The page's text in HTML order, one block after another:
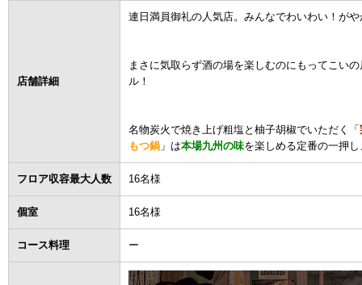
店舗詳細
連日満員御礼の人気店。みんなでわいわい！がや
まさに気取らず酒の場を楽しむのにもってこい
ル！
名物炭火で焼き上げ粗塩と柚子胡椒でいただく「
もつ鍋 」は本場九州の味を楽しめる定番の一押
フロア収容最大人数 16名様
個室 16名様
コース料理 ー